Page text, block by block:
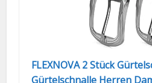
FLEXNOVA 2 Stück
Gürtelschnalle Herren